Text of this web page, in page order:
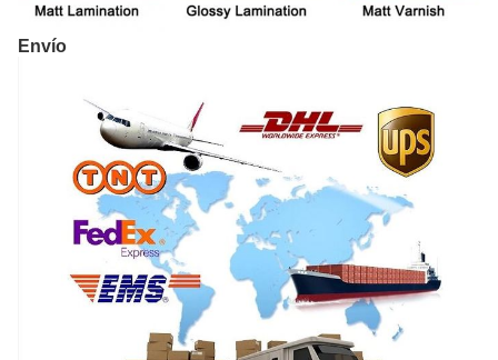
Envío